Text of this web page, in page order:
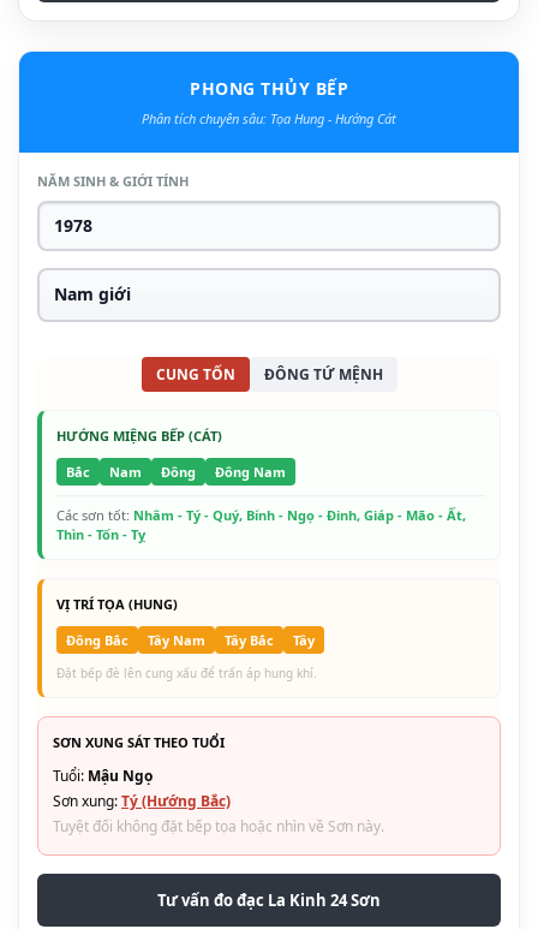
PHONG THỦY BẾP
Phân tích chuyên sâu: Tọa Hung - Hướng Cát
NĂM SINH & GIỚI TÍNH
CUNG TỐN ĐÔNG TỨ MỆNH
HƯỚNG MIỆNG BẾP (CÁT)
Bắc
Nam Đông Đông Nam
Các sơn tốt: Nhâm - Tý - Quý, Bính - Ngọ - Đinh, Giáp - Mão - Ất,
Thìn - Tốn - Tỵ
VỊ TRÍ TỌA (HUNG)
Đông Bắc
Tây Nam Tây Bắc Tây
Đặt bếp đè lên cung xấu để trấn áp hung khí.
SƠN XUNG SÁT THEO TUỔI
Tuổi: Mậu Ngọ
Sơn xung:Tý (Hướng Bắc)
Tuyệt đối không đặt bếp tọa hoặc nhìn về Sơn này.
Tư vấn đo đạc La Kinh 24 Sơn